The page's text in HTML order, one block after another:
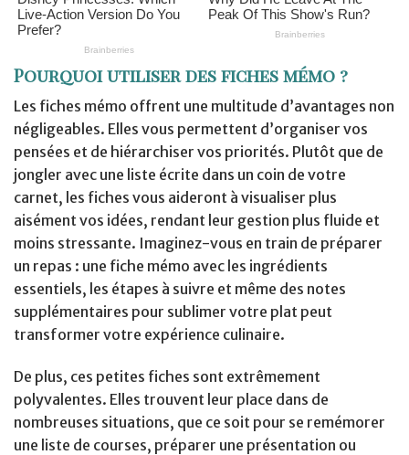
Pourquoi utiliser des fiches mémo ?
Les fiches mémo offrent une multitude d’avantages non
négligeables. Elles vous permettent d’organiser vos
pensées et de hiérarchiser vos priorités. Plutôt que de
jongler avec une liste écrite dans un coin de votre
carnet, les fiches vous aideront à visualiser plus
aisément vos idées, rendant leur gestion plus fluide et
moins stressante. Imaginez-vous en train de préparer
un repas : une fiche mémo avec les ingrédients
essentiels, les étapes à suivre et même des notes
supplémentaires pour sublimer votre plat peut
transformer votre expérience culinaire.
De plus, ces petites fiches sont extrêmement
polyvalentes. Elles trouvent leur place dans de
nombreuses situations, que ce soit pour se remémorer
une liste de courses, préparer une présentation ou